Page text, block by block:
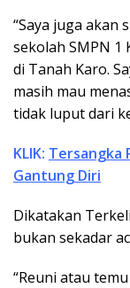
“Saya juga akan
sekolah SMPN
di Tanah Karo.
masih mau
tidak luput dari
KLIK: Tersangka
Gantung Diri
Dikatakan
bukan sekadar
“Reuni atau